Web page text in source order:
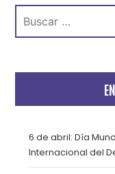
Buscar:
6 de abril: Día
Internacional del